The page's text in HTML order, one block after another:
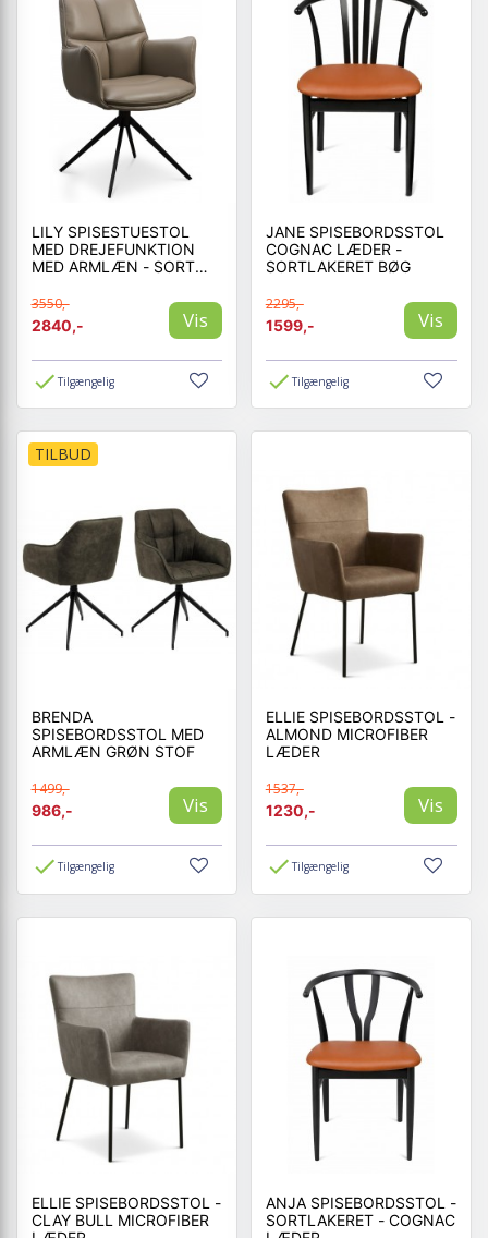
LILY SPISESTUESTOL
MED DREJEFUNKTION
MED ARMLÆN - SORT
3550,-
2840,-
Vis
Tilgængelig
JANE SPISEBORDSSTOL
COGNAC LÆDER -
SORTLAKERET BØG
2295,-
1599,-
Vis
Tilgængelig
TILBUD
BRENDA
SPISEBORDSSTOL MED
ARMLÆN GRØN STOF
1499,-
986,-
Vis
Tilgængelig
ELLIE SPISEBORDSSTOL -
ALMOND MICROFIBER
LÆDER
1537,-
1230,-
Vis
Tilgængelig
ELLIE SPISEBORDSSTOL -
CLAY BULL MICROFIBER
ANJA SPISEBORDSSTOL -
SORTLAKERET - COGNAC